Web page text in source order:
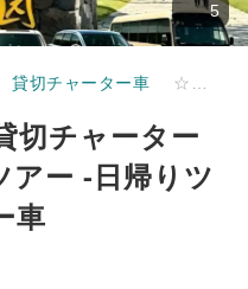
5
貸切チャーター車
切チャーター
ー -日帰りツ
車